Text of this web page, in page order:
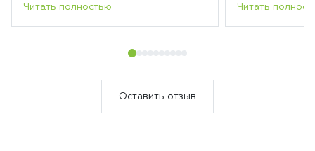
Читать полностью Читать
Оставить отзыв